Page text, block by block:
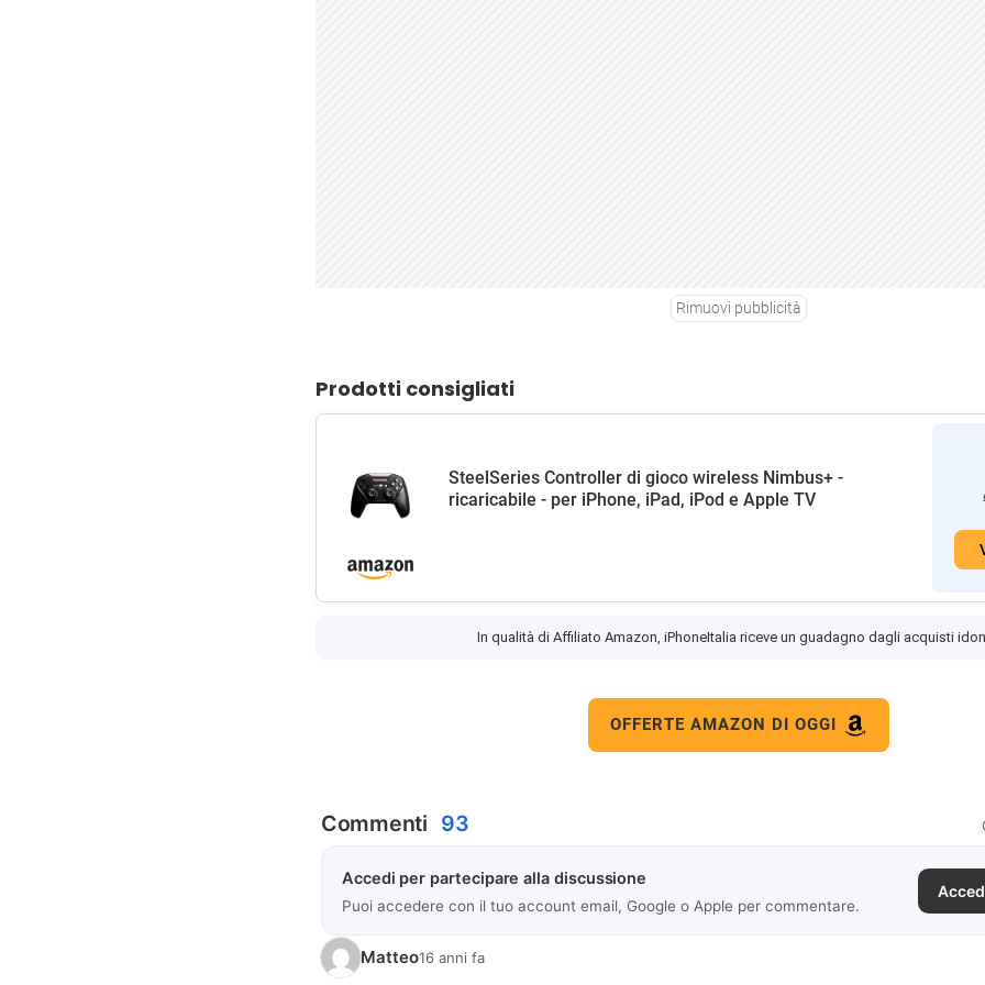
Rimuovi pubblicità
Prodotti consigliati
SteelSeries Controller di gioco wireless Nimbus+ -
ricaricabile - per iPhone, iPad, iPod e Apple TV
In qualità di Affiliato Amazon, iPhoneItalia riceve un guadagno dagli acquisti
OFFERTE AMAZON DI OGGI
Commenti 93
Accedi per partecipare alla discussione
Puoi accedere con il tuo account email, Google o Apple per commentare.
Matteo16 anni fa